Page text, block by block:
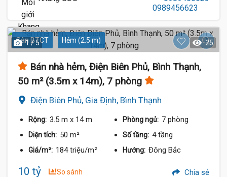
Sàn BTCT Hẻm (2.5 m)
1 / 5 25
Bán nhà hẻm, Điện Biên Phủ, Bình Thạnh,
50 m² (3.5m x 14m), 7 phòng
Điện Biên Phủ, Gia Định, Bình Thạnh
Rộng: 3.5 m x 14 m Phòng ngủ: 7 phòng
Diện tích: 50 m² Số tầng: 4 tầng
Giá/m²: 184 triệu/m² Hướng: Đông Bắc
10 tỷ So sánh Chia sẻ